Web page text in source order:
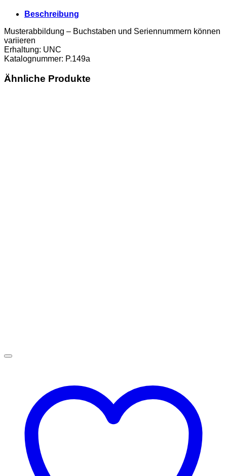
Beschreibung
Musterabbildung – Buchstaben und Seriennummern können
variieren
Erhaltung: UNC
Katalognummer: P.149a
Ähnliche Produkte